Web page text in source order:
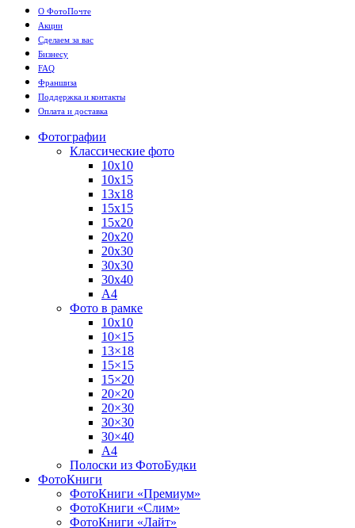
О ФотоПочте
Акции
Сделаем за вас
Бизнесу
FAQ
Франшиза
Поддержка и контакты
Оплата и доставка
Фотографии
Классические фото
10х10
10х15
13х18
15х15
15х20
20х20
20х30
30х30
30х40
А4
Фото в рамке
10х10
10×15
13×18
15×15
15×20
20×20
20×30
30×30
30×40
A4
Полоски из ФотоБудки
ФотоКниги
ФотоКниги «Премиум»
ФотоКниги «Слим»
ФотоКниги «Лайт»